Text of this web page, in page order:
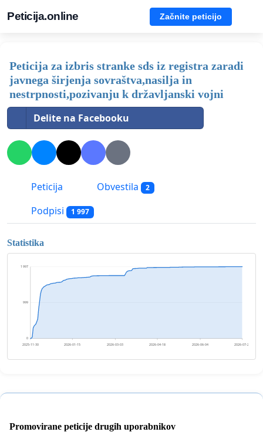
Peticija.online Začnite peticijo
Peticija za izbris stranke sds iz registra zaradi
javnega širjenja sovraštva,nasilja in
nestrpnosti,pozivanju k državljanski vojni
Delite na Facebooku
Peticija Obvestila 2
Podpisi 1 997
Statistika
0
999
1 997
2025-11-30 2026-01-15 2026-03-03 2026-04-18 2026-06-04 2026-07-20
Promovirane peticije drugih uporabnikov